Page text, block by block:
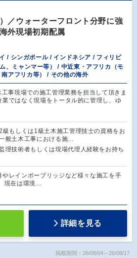
／ウォーターフロント分野に強
外現場初期配属
/ シンガポール / インドネシア / フィリピ
、ミャンマー等） / 中近東・アフリカ（モ
アフリカ等） / その他の海外
事現場での施工管理業務を担当して頂きま
業ではなく現場をトータル的に管理し、ゆ
2級もしくは1級土木施工管理技士の資格をお
般土木工事における施…
監理技術者もしくは現場代理人経験をお持ち
やレインボーブリッジなど様々な施工を手
現在は環境…
詳細を見る
掲載期間：26/08/04～26/08/17